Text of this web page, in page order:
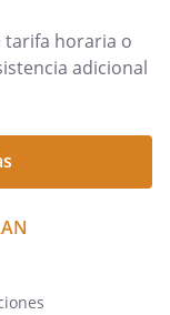
tarifa horaria o
adicional